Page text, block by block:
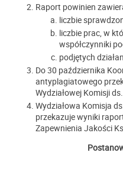
Raport powinien
liczbie
liczbie prac, w
współczynniki
podjętych
Do 30 października
antyplagiatowego
Wydziałowej Komisji
Wydziałowa Komisja
przekazuje wyniki
Zapewnienia Jakości